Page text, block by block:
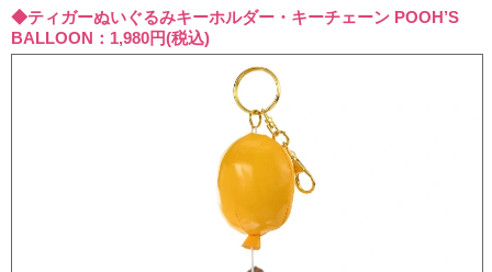
◆ティガーぬいぐるみキーホルダー・キーチェーン POOH’S
BALLOON：1,980円(税込)